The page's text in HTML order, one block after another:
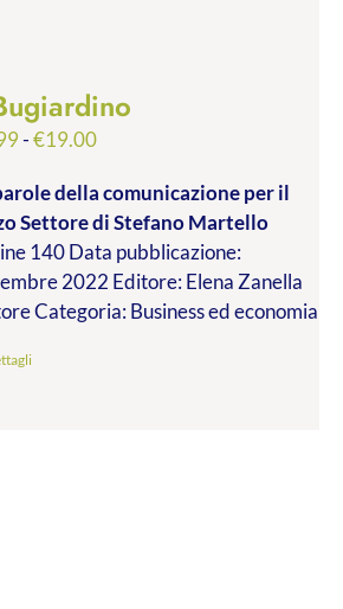
-€19.00Fascia
prezzo:
da
€9.99
a
€19.00
della comunicazione per il
Settoredi Stefano Martello
140 Data pubblicazione:
2022 Editore: Elena Zanella
Categoria: Business ed economia